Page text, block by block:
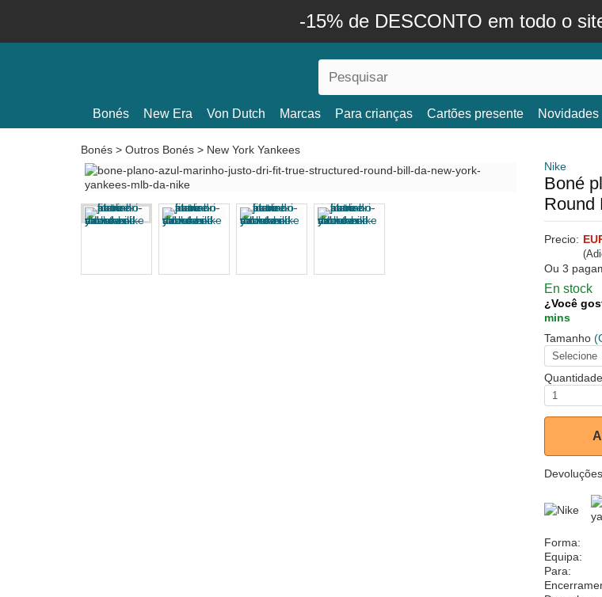
-15% de DESCONTO em todo o
Bonés New Era Von Dutch Marcas Para crianças Cartões presente Novidades
Bonés > Outros Bonés > New York Yankees
Nike
Boné
Round
Precio:
Ou 3
En stock
¿Você
mins
Tamanho
Quantidade
Forma:
Equipa:
Para: